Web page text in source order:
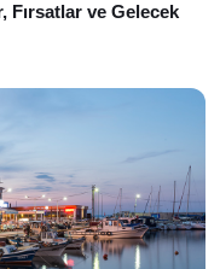
Fırsatlar ve Gelecek